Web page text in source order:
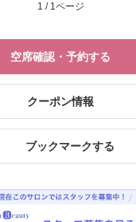
1 / 1ページ
空席確認・予約する
クーポン情報
ブックマークする